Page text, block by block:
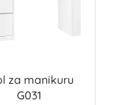
za manikuru
G031